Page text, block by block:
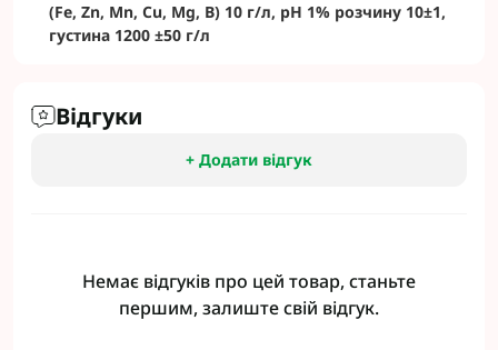
(Fe, Zn, Mn, Cu, Mg, B) 10 г/л, pH 1% розчину 10±1,
густина 1200 ±50 г/л
Відгуки
+ Додати відгук
Немає відгуків про цей товар, станьте
першим, залиште свій відгук.